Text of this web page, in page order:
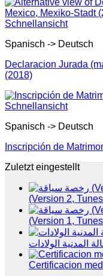
Schnellansicht
Spanisch -> Deutsch
Declaracion Jurada
(2018)
Schnellansicht
Spanisch -> Deutsch
Inscripción de
Zuletzt eingestellt
(Version 2,
(Version 1,
Certificacion